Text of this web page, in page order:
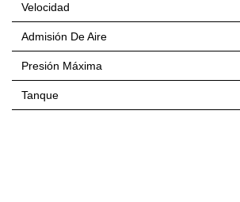
Velocidad
Admisión De Aire
Presión Máxima
Tanque